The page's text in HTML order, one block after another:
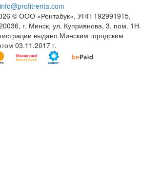
info@profitrenta.com
© ООО «Рентабук», УНП 192991915,
г. Минск, ул. Куприянова, 3, пом. 1Н.
выдано Минским городским
03.11.2017 г.